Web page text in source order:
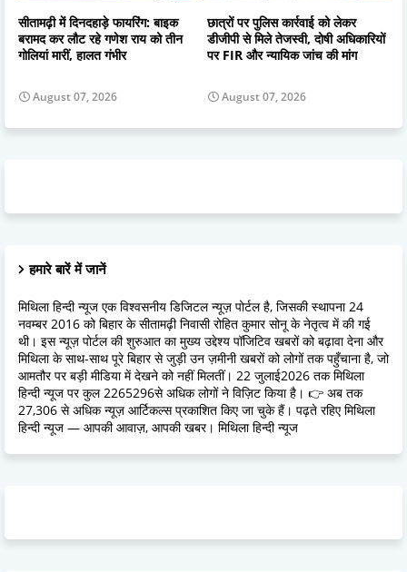
सीतामढ़ी में दिनदहाड़े फायरिंग: बाइक
बरामद कर लौट रहे गणेश राय को तीन
गोलियां मारीं, हालत गंभीर
August 07, 2026
छात्रों पर पुलिस कार्रवाई को लेकर
डीजीपी से मिले तेजस्वी, दोषी अधिकारियों
पर FIR और न्यायिक जांच की मांग
August 07, 2026
हमारे बारें में जानें
मिथिला हिन्दी न्यूज एक विश्वसनीय डिजिटल न्यूज़ पोर्टल है, जिसकी स्थापना 24
नवम्बर 2016 को बिहार के सीतामढ़ी निवासी रोहित कुमार सोनू के नेतृत्व में की गई
थी। इस न्यूज़ पोर्टल की शुरुआत का मुख्य उद्देश्य पॉजिटिव खबरों को बढ़ावा देना और
मिथिला के साथ-साथ पूरे बिहार से जुड़ी उन ज़मीनी खबरों को लोगों तक पहुँचाना है, जो
आमतौर पर बड़ी मीडिया में देखने को नहीं मिलतीं। 22 जुलाई2026 तक मिथिला
हिन्दी न्यूज पर कुल 2265296से अधिक लोगों ने विज़िट किया है। 👉 अब तक
27,306 से अधिक न्यूज़ आर्टिकल्स प्रकाशित किए जा चुके हैं। पढ़ते रहिए मिथिला
हिन्दी न्यूज — आपकी आवाज़, आपकी खबर। मिथिला हिन्दी न्यूज